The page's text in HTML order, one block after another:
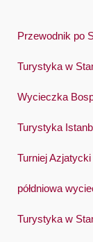
Przewodnik po
Turystyka w
Wycieczka
Turystyka
Turniej Azjatycki
półdniowa
Turystyka w